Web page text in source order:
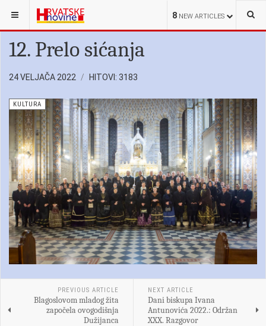
8 NEW ARTICLES
NALAZITE SE OVDJE: KULTURA
12. Prelo sićanja
24 VELJAČA 2022 HITOVI: 3183
KULTURA
PREVIOUS ARTICLE
Blagoslovom mladog žita
započela ovogodišnja
Dužijanca
NEXT ARTICLE
Dani biskupa Ivana
Antunovića 2022.: Održan
XXX. Razgovor